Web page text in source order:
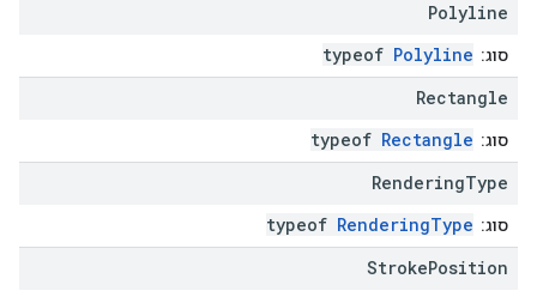
Polyline
סוג: typeof Polyline
Rectangle
סוג: typeof Rectangle
RenderingType
סוג: typeof RenderingType
StrokePosition